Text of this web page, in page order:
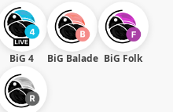
BiG 4 BiG Balade BiG Folk